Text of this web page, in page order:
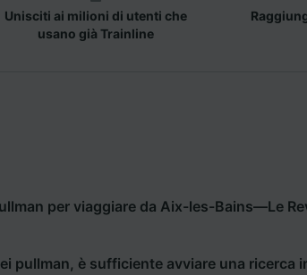
Unisciti ai milioni di utenti che
usano già Trainline
per viaggiare da Aix-les-Bains—Le
pullman, è sufficiente avviare una ricerca